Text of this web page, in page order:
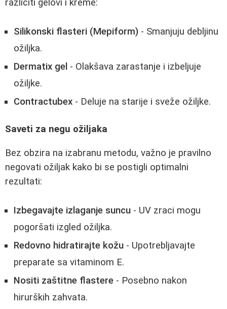
različiti gelovi i kreme:
Silikonski flasteri (Mepiform) - Smanjuju debljinu
ožiljka.
Dermatix gel - Olakšava zarastanje i izbeljuje
ožiljke.
Contractubex - Deluje na starije i sveže ožiljke.
Saveti za negu ožiljaka
Bez obzira na izabranu metodu, važno je pravilno
negovati ožiljak kako bi se postigli optimalni
rezultati:
Izbegavajte izlaganje suncu - UV zraci mogu
pogoršati izgled ožiljka.
Redovno hidratirajte kožu - Upotrebljavajte
preparate sa vitaminom E.
Nositi zaštitne flastere - Posebno nakon
hirurških zahvata.